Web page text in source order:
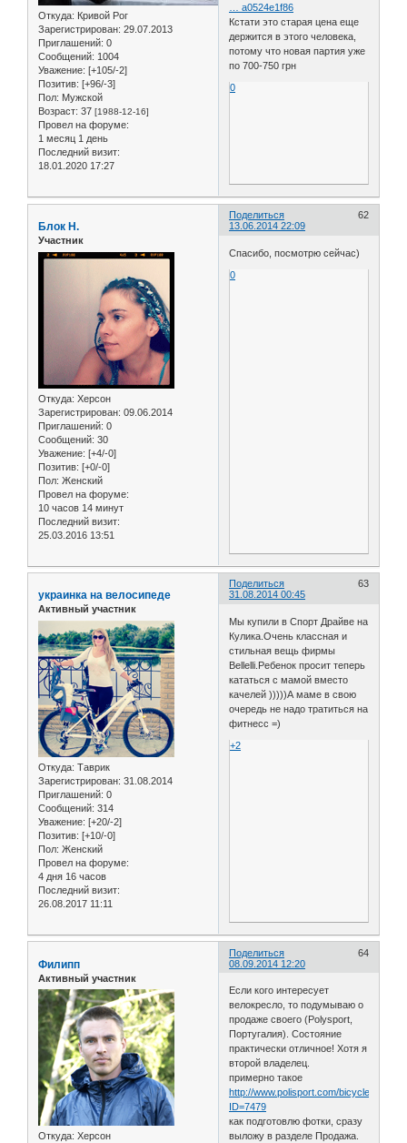
Откуда: Кривой Рог
Зарегистрирован: 29.07.2013
Приглашений: 0
Сообщений: 1004
Уважение: [+105/-2]
Позитив: [+96/-3]
Пол: Мужской
Возраст: 37 [1988-12-16]
Провел на форуме:
1 месяц 1 день
Последний визит:
18.01.2020 17:27
… a0524e1f86
Кстати это старая цена еще
держится в этого человека,
потому что новая партия уже
по 700-750 грн
0
Поделиться
62
13.06.2014 22:09
Блок Н.
Участник
Откуда: Херсон
Зарегистрирован: 09.06.2014
Приглашений: 0
Сообщений: 30
Уважение: [+4/-0]
Позитив: [+0/-0]
Пол: Женский
Провел на форуме:
10 часов 14 минут
Последний визит:
25.03.2016 13:51
Спасибо, посмотрю сейчас)
0
Поделиться
63
31.08.2014 00:45
украинка на велосипеде
Активный участник
Откуда: Таврик
Зарегистрирован: 31.08.2014
Приглашений: 0
Сообщений: 314
Уважение: [+20/-2]
Позитив: [+10/-0]
Пол: Женский
Провел на форуме:
4 дня 16 часов
Последний визит:
26.08.2017 11:11
Мы купили в Спорт Драйве на
Кулика.Очень классная и
стильная вещь фирмы
Bellelli.Ребенок просит теперь
кататься с мамой вместо
качелей )))))А маме в свою
очередь не надо тратиться на
фитнесс =)
+2
Поделиться
64
08.09.2014 12:20
Филипп
Активный участник
Откуда: Херсон
Если кого интересует
велокресло, то подумываю о
продаже своего (Polysport,
Португалия). Состояние
практически отличное! Хотя я
второй владелец.
примерно такое
http://www.polisport.com/bicycles/
ID=7479
как подготовлю фотки, сразу
выложу в разделе Продажа.